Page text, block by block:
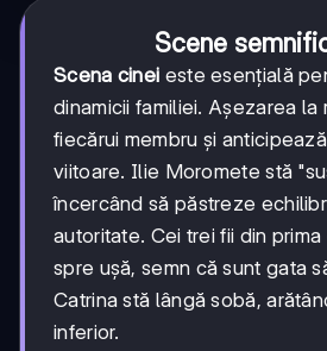
Scene
Scena cinei este esențială
dinamicii familiei. Așezarea la
fiecărui membru și
viitoare. Ilie Moromete stă
încercând să păstreze
autoritate. Cei trei fii din
spre ușă, semn că sunt gata
Catrina stă lângă sobă,
inferior.